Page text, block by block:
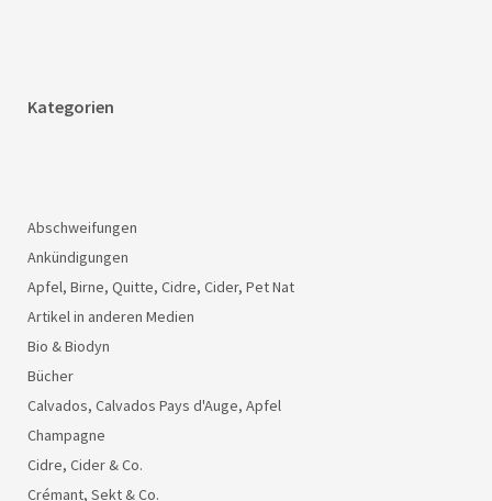
Kategorien
Abschweifungen
Ankündigungen
Apfel, Birne, Quitte, Cidre, Cider, Pet Nat
Artikel in anderen Medien
Bio & Biodyn
Bücher
Calvados, Calvados Pays d'Auge, Apfel
Champagne
Cidre, Cider & Co.
Crémant, Sekt & Co.